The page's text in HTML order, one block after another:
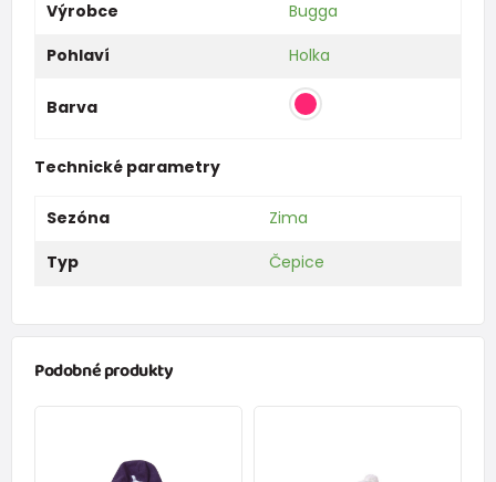
Výrobce
Bugga
Pohlaví
Holka
Barva
Technické parametry
Sezóna
Zima
Typ
Čepice
Podobné produkty